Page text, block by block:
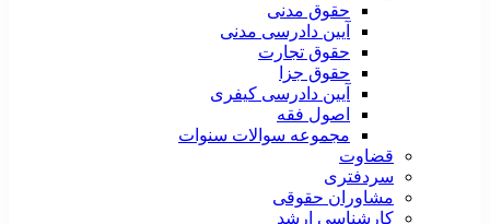
حقوق مدنی
آیین دادرسی مدنی
حقوق تجارت
حقوق جزا
آیین دادرسی کیفری
اصول فقه
مجموعه سوالات سنوات
قضاوت
سردفتری
مشاوران حقوقی
کارشناسی ارشد